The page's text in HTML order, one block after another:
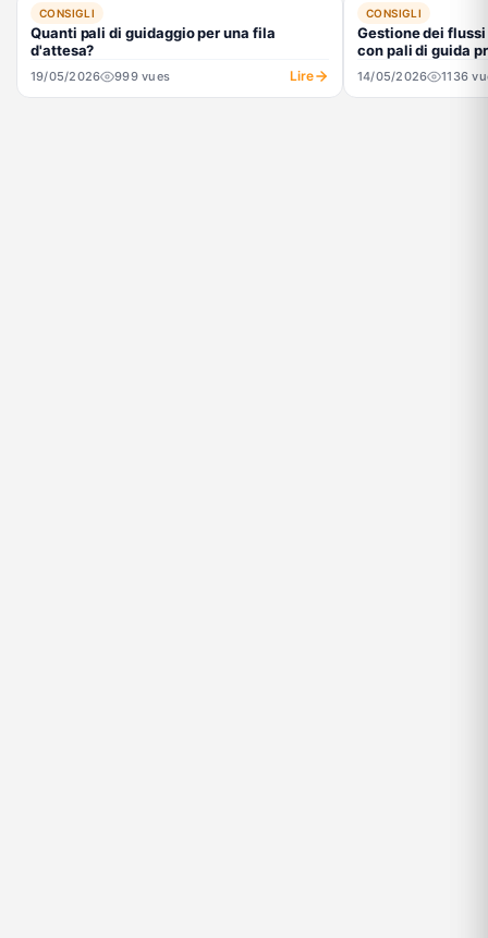
CONSIGLI
Quanti pali di guidaggio per una fila
d'attesa?
19/05/2026 999 vues Lire
CONSIGLI
Gestione dei
con pali di guida
14/05/2026 1136